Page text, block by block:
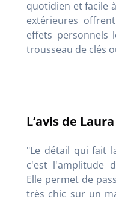
quotidien et facile
extérieures
effets personnels
trousseau de clés
L’avis de
"Le détail qui fait
c'est l'amplitude
Elle permet de
très chic sur un